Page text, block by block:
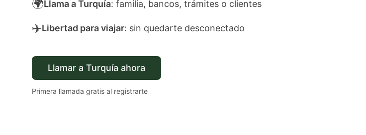
🌍Llama a Turquía: familia, bancos, trámites o clientes
✈️Libertad para viajar: sin quedarte desconectado
Llamar a Turquía ahora
Primera llamada gratis al registrarte